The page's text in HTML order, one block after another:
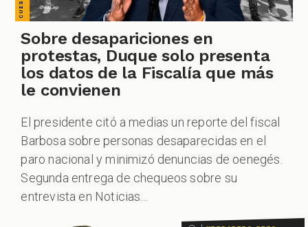
Sobre desapariciones en
protestas, Duque solo presenta
los datos de la Fiscalía que más
le convienen
El presidente citó a medias un reporte del fiscal
Barbosa sobre personas desaparecidas en el
paro nacional y minimizó denuncias de oenegés.
Segunda entrega de chequeos sobre su
entrevista en Noticias...